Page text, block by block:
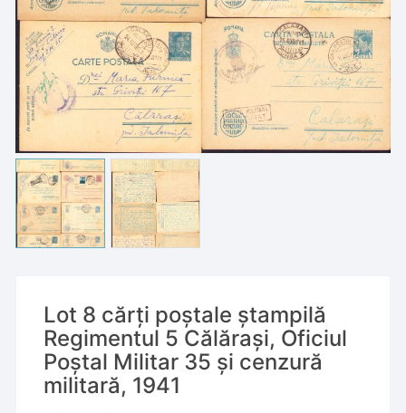
Lot 8 cărți poștale ștampilă
Regimentul 5 Călărași, Oficiul
Poștal Militar 35 și cenzură
militară, 1941